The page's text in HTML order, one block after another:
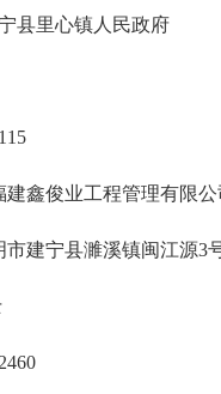
县里心镇人民政府
建鑫俊业工程管理有限公
市建宁县濉溪镇闽江源3